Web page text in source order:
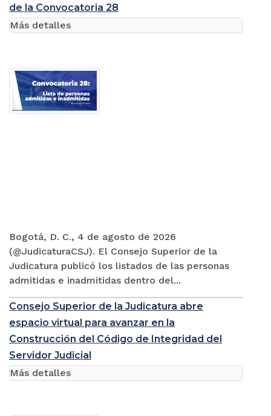
de la Convocatoria 28
Bogotá, D. C., 4 de agosto de 2026
(@JudicaturaCSJ). El Consejo Superior de la
Judicatura publicó los listados de las personas
admitidas e inadmitidas dentro del...
Más detalles
Consejo Superior de la Judicatura abre
espacio virtual para avanzar en la
Construcción del Código de Integridad del
Servidor Judicial
Más detalles